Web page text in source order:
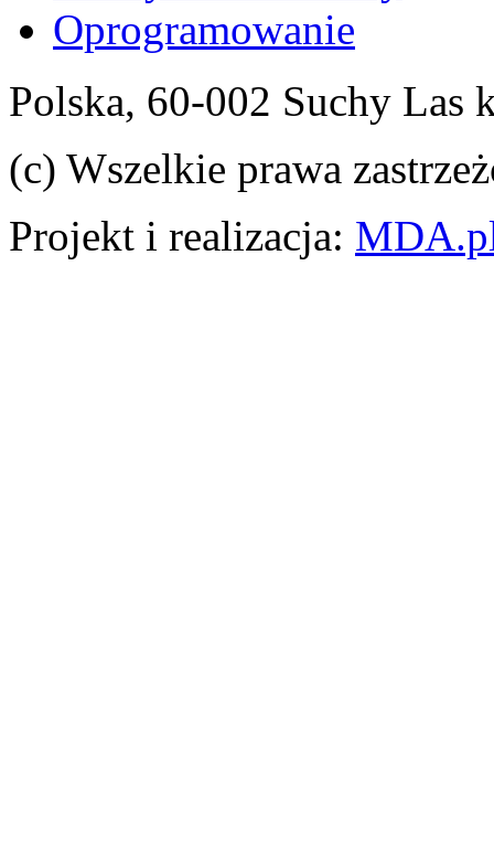
Oprogramowanie
Polska, 60-002 Suchy Las
(c) Wszelkie prawa
Projekt i realizacja: